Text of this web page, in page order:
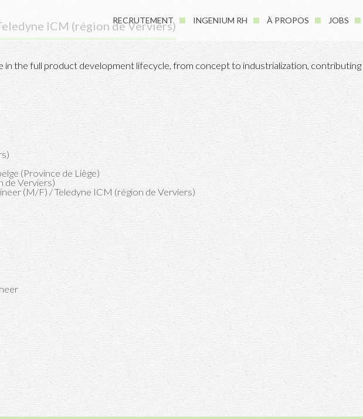
RECRUTEMENT INGENIUM RH À PROPOS JOBS
ICM (région de Verviers)
in the full product development lifecycle, from concept to industrialization,
(Province de Liège)
de Verviers)
(M/F) / Teledyne ICM (région de Verviers)